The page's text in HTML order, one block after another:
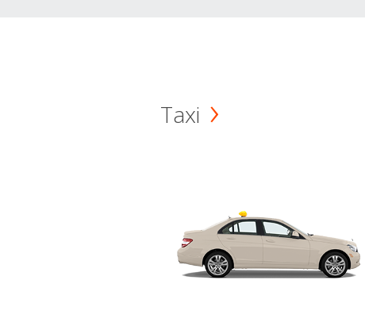
Taxi